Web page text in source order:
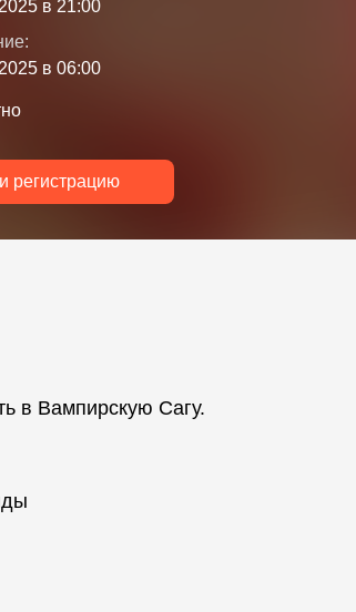
регистрацию
в 21:00
в 06:00
в Вампирскую Сагу.